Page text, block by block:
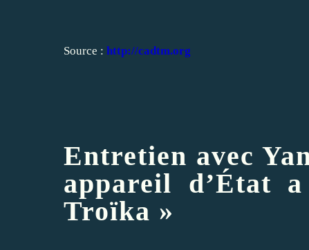
Source : http://cadtm.org
Entretien avec
appareil d’État
Troïka »